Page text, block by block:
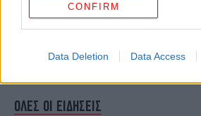
CONFIRM
Data Deletion Data Access
ΟΛΕΣ ΟΙ ΕΙΔΗΣΕΙΣ